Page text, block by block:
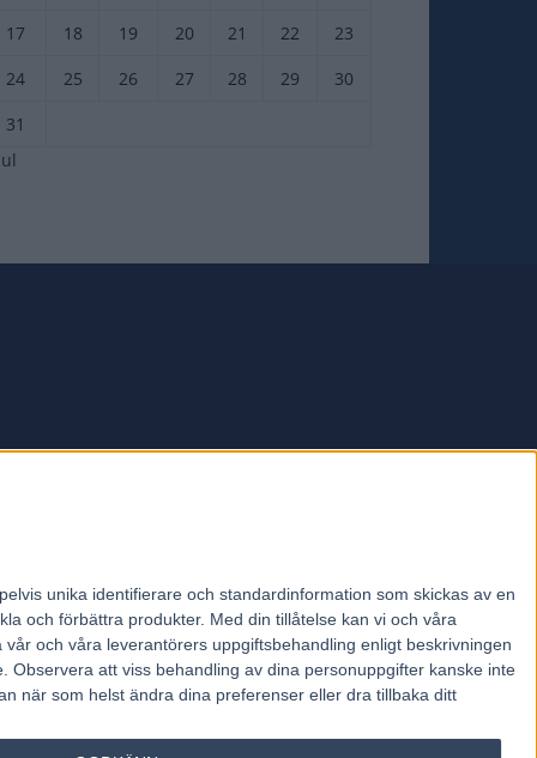
unika identifierare och standardinformation som skickas av en
och förbättra produkter. Med din tillåtelse kan vi och våra
och våra leverantörers uppgiftsbehandling enligt beskrivningen
Observera att viss behandling av dina personuppgifter kanske inte
när som helst ändra dina preferenser eller dra tillbaka ditt
17
18 19 20 21 22
23
24
25 26 27 28 29
30
31